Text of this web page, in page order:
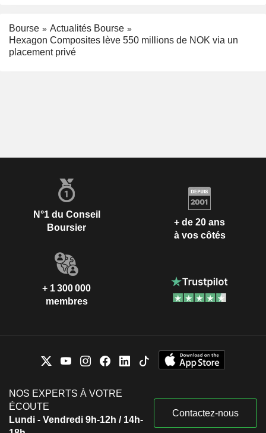
Bourse
Actualités Bourse
Hexagon Composites lève 550 millions de NOK via un
placement privé
N°1 du Conseil
Boursier
+ de 20 ans
à vos côtés
+ 1 300 000
membres
NOS EXPERTS À VOTRE
ÉCOUTE
Lundi - Vendredi 9h-12h / 14h-
Contactez-nous